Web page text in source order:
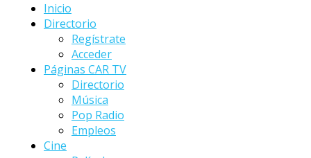
Inicio
Directorio
Regístrate
Acceder
Páginas CAR TV
Directorio
Música
Pop Radio
Empleos
Cine